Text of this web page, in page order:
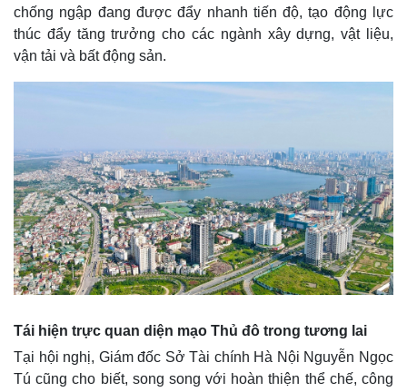
chống ngập đang được đẩy nhanh tiến độ, tạo động lực
thúc đẩy tăng trưởng cho các ngành xây dựng, vật liệu,
vận tải và bất động sản.
Tái hiện trực quan diện mạo Thủ đô trong tương lai
Tại hội nghị, Giám đốc Sở Tài chính Hà Nội Nguyễn Ngọc
Tú cũng cho biết, song song với hoàn thiện thể chế, công